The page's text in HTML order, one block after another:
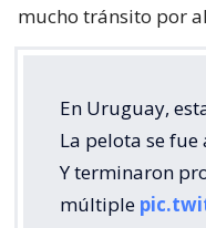
mucho tránsito por
En Uruguay,
La pelota se fue
Y terminaron
múltiple